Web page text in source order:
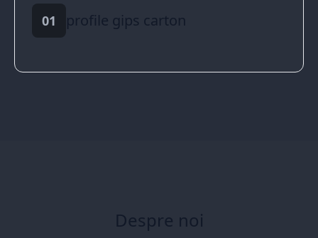
01 profile gips carton
Despre noi